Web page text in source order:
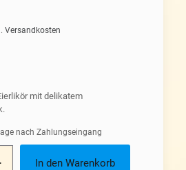
Versandkosten
mit delikatem
nach Zahlungseingang
In den Warenkorb